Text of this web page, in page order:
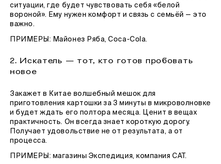
ситуации, где будет чувствовать себя «белой
вороной». Ему нужен комфорт и связь с семьёй — это
важно.
ПРИМЕРЫ: Майонез Ряба, Coca-Cola.
2. Искатель — тот, кто готов пробовать
новое
Закажет в Китае волшебный мешок для
приготовления картошки за 3 минуты в микроволновке
и будет ждать его полтора месяца. Ценит в вещах
практичность. Он всегда знает короткую дорогу.
Получает удовольствие не от результата, а от
процесса.
ПРИМЕРЫ: магазины Экспедиция, компания CAT.